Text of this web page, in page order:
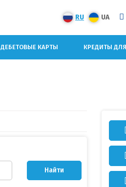
RU UA
ДЕБЕТОВЫЕ КАРТЫ КРЕДИТЫ
Найти